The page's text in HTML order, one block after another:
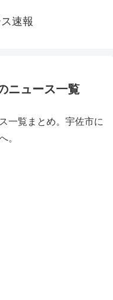
速報
ニュース一覧
一覧まとめ。宇佐市に
。